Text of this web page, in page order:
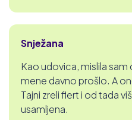
Snježana
Kao udovica, mislila sam
mene davno prošlo. A
Tajni zreli flert i od tada
usamljena.